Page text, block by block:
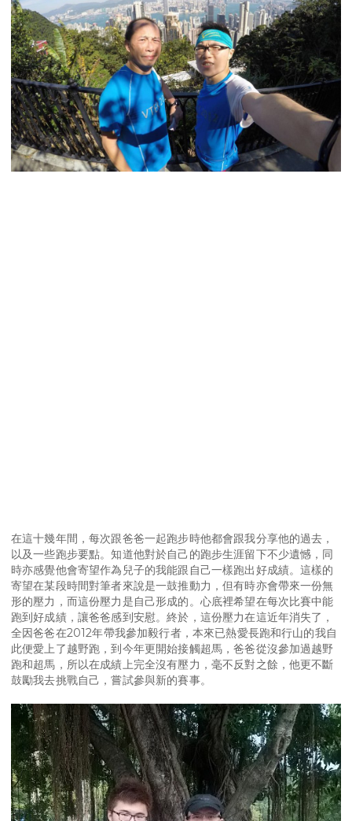
在這十幾年間，每次跟爸爸一起跑步時他都會跟我分享他的過去，
以及一些跑步要點。知道他對於自己的跑步生涯留下不少遺憾，同
時亦感覺他會寄望作為兒子的我能跟自己一樣跑出好成績。這樣的
寄望在某段時間對筆者來說是一鼓推動力，但有時亦會帶來一份無
形的壓力，而這份壓力是自己形成的。心底裡希望在每次比賽中能
跑到好成績，讓爸爸感到安慰。終於，這份壓力在這近年消失了，
全因爸爸在2012年帶我參加毅行者，本來已熱愛長跑和行山的我自
此便愛上了越野跑，到今年更開始接觸超馬，爸爸從沒參加過越野
跑和超馬，所以在成績上完全沒有壓力，毫不反對之餘，他更不斷
鼓勵我去挑戰自己，嘗試參與新的賽事。